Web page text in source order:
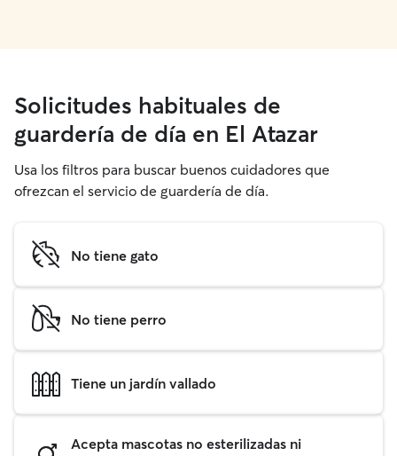
Solicitudes habituales de
guardería de día en El Atazar
Usa los filtros para buscar buenos cuidadores que
ofrezcan el servicio de guardería de día.
No tiene gato
No tiene perro
Tiene un jardín vallado
Acepta mascotas no esterilizadas ni